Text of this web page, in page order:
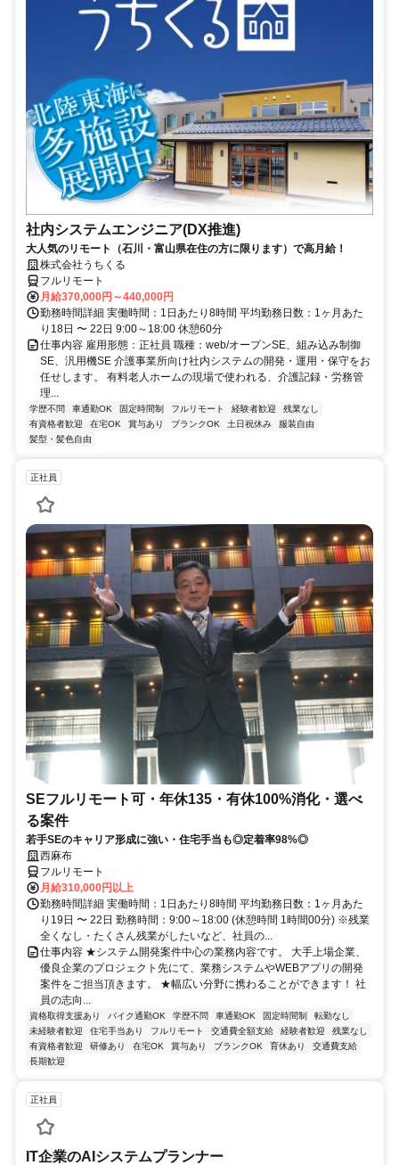
社内システムエンジニア(DX推進)
大人気のリモート（石川・富山県在住の方に限ります）で高月給！
株式会社うちくる
フルリモート
月給370,000円～440,000円
勤務時間詳細 実働時間：1日あたり8時間 平均勤務日数：1ヶ月あた
り18日 〜 22日 9:00～18:00 休憩60分
仕事内容 雇用形態：正社員 職種：web/オープンSE、組み込み制御
SE、汎用機SE 介護事業所向け社内システムの開発・運用・保守をお
任せします。 有料老人ホームの現場で使われる、介護記録・労務管
理...
学歴不問 車通勤OK 固定時間制 フルリモート 経験者歓迎
残業なし
有資格者歓迎
在宅OK 賞与あり ブランクOK 土日祝休み
服装自由
髪型・髪色自由
正社員
SEフルリモート可・年休135・有休100%消化・選べ
る案件
若手SEのキャリア形成に強い・住宅手当も◎定着率98%◎
西麻布
フルリモート
月給310,000円以上
勤務時間詳細 実働時間：1日あたり8時間 平均勤務日数：1ヶ月あた
り19日 〜 22日 勤務時間：9:00～18:00 (休憩時間 1時間00分) ※残業
全くなし・たくさん残業がしたいなど、社員の...
仕事内容 ★システム開発案件中心の業務内容です。 大手上場企業、
優良企業のプロジェクト先にて、業務システムやWEBアプリの開発
案件をご担当頂きます。 ★幅広い分野に携わることができます！ 社
員の志向...
資格取得支援あり バイク通勤OK 学歴不問 車通勤OK 固定時間制
転勤なし
未経験者歓迎
住宅手当あり フルリモート 交通費全額支給 経験者歓迎
残業なし
有資格者歓迎
研修あり 在宅OK 賞与あり ブランクOK 育休あり
交通費支給
長期歓迎
正社員
IT企業のAIシステムプランナー